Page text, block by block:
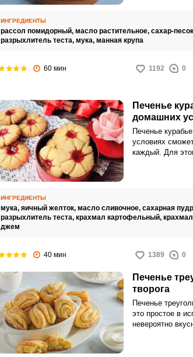
запросто
любой кухни.
ИНГРЕДИЕНТЫ
рассол помидорный, масло растительное, сахар-
разрыхлитель теста, мука, манная крупа
60 мин 1192 0
Печенье
домашних
Печенье
условиях
каждый. Для
ИНГРЕДИЕНТЫ
мука, яичный желток, масло сливочное, сахарная
разрыхлитель теста, крахмал картофельный,
джем
40 мин 1389 0
Печенье
творога
Печенье
это простое в
невероятно